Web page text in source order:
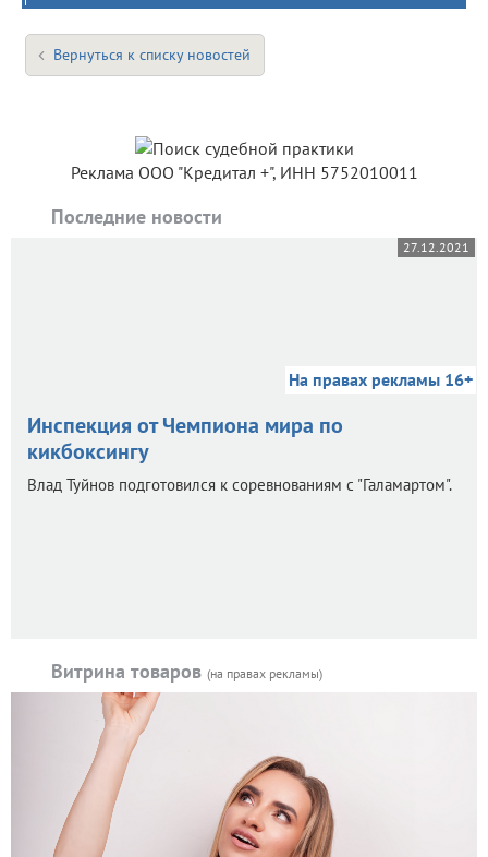
Вернуться к списку новостей
Реклама ООО "Кредитал +", ИНН 5752010011
Последние новости
27.12.2021
На правах рекламы 16+
Инспекция от Чемпиона мира по
кикбоксингу
Влад Туйнов подготовился к соревнованиям с "Галамартом".
Витрина товаров (на правах рекламы)